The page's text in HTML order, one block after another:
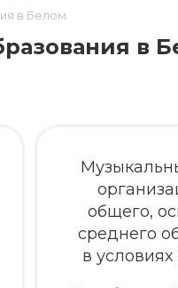
в Белом
в
общего,
среднего
в